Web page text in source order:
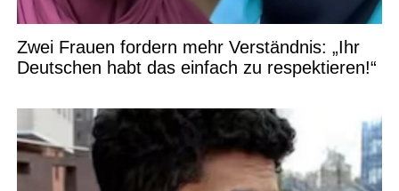
Zwei Frauen fordern mehr Verständnis: „Ihr
Deutschen habt das einfach zu respektieren!“